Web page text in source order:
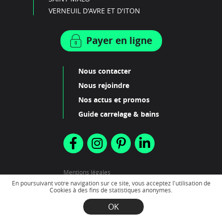
VERNEUIL D'AVRE ET D'ITON
Payer en ligne
Nous contacter
Nous rejoindre
Nos actus et promos
Guide carrelage & bains
Mentions légales
Plan du site
2022 - Création
En poursuivant votre navigation sur ce site, vous acceptez l'utilisation de
Cookies à des fins de statistiques anonymes.
OK